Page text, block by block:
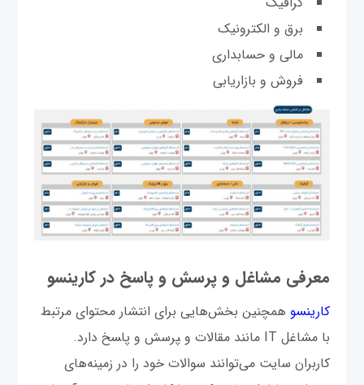
برق و الکترونیک
مالی و حسابداری
فروش و بازاریابی
معرفی مشاغل و پرسش و پاسخ در کارینسو
کارینسو همچنین بخش‌‌هایی برای انتشار محتوای مرتبط
با مشاغل IT مانند مقالات و ‍پ‍رسش و پا‍سخ دارد.
کاربران سایت می‌توانند سوالات خود را در زمینه‌های